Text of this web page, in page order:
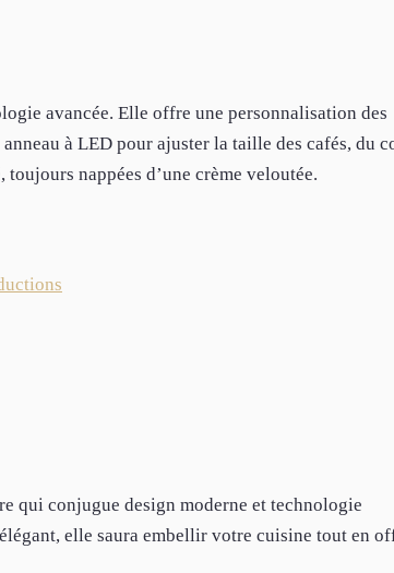
avancée. Elle offre une personnalisation des
à LED pour ajuster la taille des cafés, du
nappées d’une crème veloutée.
qui conjugue design moderne et technologie
elle saura embellir votre cuisine tout en